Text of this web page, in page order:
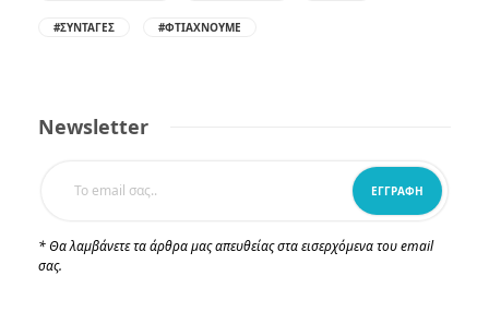
#ΣΥΝΤΑΓΈΣ #ΦΤΙΆΧΝΟΥΜΕ
Newsletter
* Θα λαμβάνετε τα άρθρα μας απευθείας στα εισερχόμενα του email
σας.